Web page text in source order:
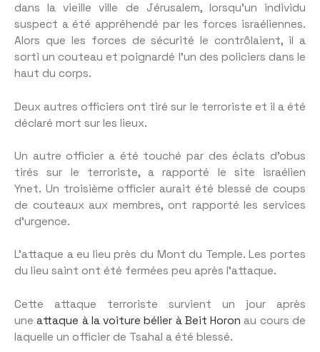
dans la vieille ville de Jérusalem, lorsqu’un individu
suspect a été appréhendé par les forces israéliennes.
Alors que les forces de sécurité le contrôlaient, il a
sorti un couteau et poignardé l’un des policiers dans le
haut du corps.
Deux autres officiers ont tiré sur le terroriste et il a été
déclaré mort sur les lieux.
Un autre officier a été touché par des éclats d’obus
tirés sur le terroriste, a rapporté le site israélien
Ynet. Un troisième officier aurait été blessé de coups
de couteaux aux membres, ont rapporté les services
d’urgence.
L’attaque a eu lieu près du Mont du Temple. Les portes
du lieu saint ont été fermées peu après l’attaque.
Cette attaque terroriste survient un jour après
uneattaque à la voiture bélier à Beit Horon au cours de
laquelle un officier de Tsahal a été blessé.